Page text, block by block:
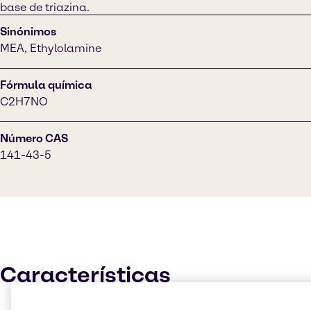
base de triazina.
Sinónimos
MEA, Ethylolamine
Fórmula química
C2H7NO
Número CAS
141-43-5
Características